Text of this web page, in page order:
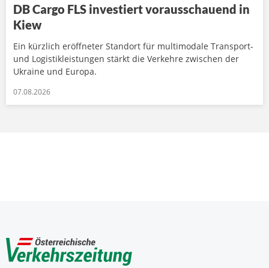
DB Cargo FLS investiert vorausschauend in
Kiew
Ein kürzlich eröffneter Standort für multimodale Transport-
und Logistikleistungen stärkt die Verkehre zwischen der
Ukraine und Europa.
07.08.2026